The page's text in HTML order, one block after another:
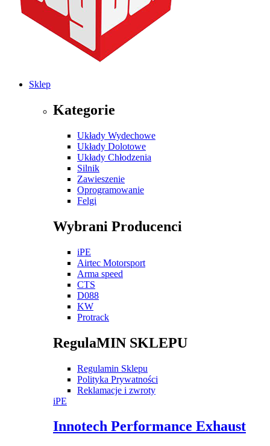
Sklep
Kategorie
Układy Wydechowe
Układy Dolotowe
Układy Chłodzenia
Silnik
Zawieszenie
Oprogramowanie
Felgi
Wybrani Producenci
iPE
Airtec Motorsport
Arma speed
CTS
D088
KW
Protrack
RegulaMIN SKLEPU
Regulamin Sklepu
Polityka Prywatności
Reklamacje i zwroty
iPE
Innotech Performance Exhaust